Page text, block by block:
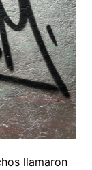
llamaron